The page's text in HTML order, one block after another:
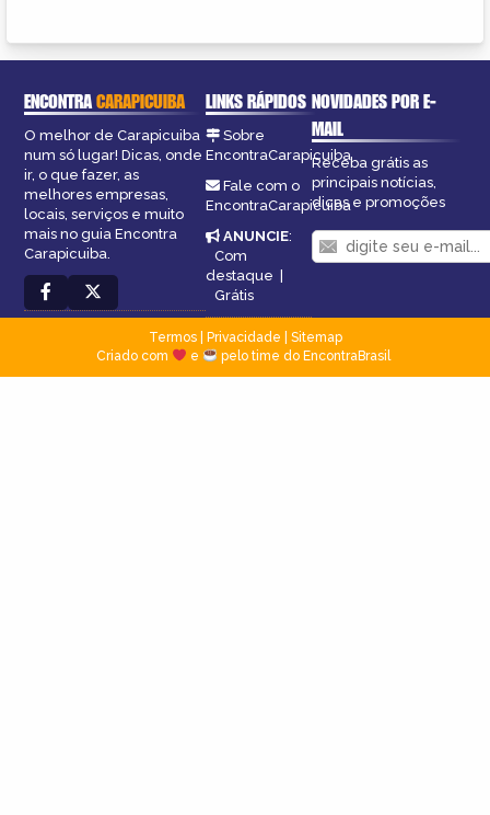
ENCONTRACARAPICUIBA
O melhor de Carapicuiba
num só lugar! Dicas, onde
ir, o que fazer, as
melhores empresas,
locais, serviços e muito
mais no guia Encontra
Carapicuiba.
LINKS RÁPIDOS
Sobre
EncontraCarapicuiba
Fale com o
EncontraCarapicuiba
ANUNCIE:
Com
destaque
Grátis
NOVIDADES POR E-
MAIL
Receba grátis as
principais notícias,
dicas e promoções
Termos| Privacidade
Sitemap
Criado com
e pelo time do EncontraBrasil